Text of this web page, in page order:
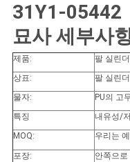
31Y1-05442
묘사 세부사
제품:
팔 실린
상표:
팔 실린
물자:
PU의 고
특징
내유성/
MOQ:
우리는
포장:
안쪽으로